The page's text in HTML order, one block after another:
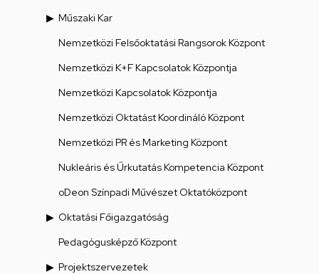
Műszaki Kar
Nemzetközi Felsőoktatási Rangsorok Központ
Nemzetközi K+F Kapcsolatok Központja
Nemzetközi Kapcsolatok Központja
Nemzetközi Oktatást Koordináló Központ
Nemzetközi PR és Marketing Központ
Nukleáris és Űrkutatás Kompetencia Központ
oDeon Színpadi Művészet Oktatóközpont
Oktatási Főigazgatóság
Pedagógusképző Központ
Projektszervezetek